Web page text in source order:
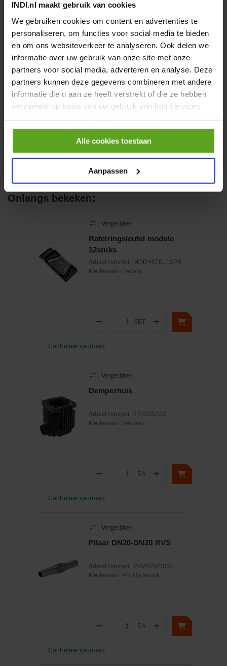
INDI.nl maakt gebruik van cookies
We gebruiken cookies om content en advertenties te
personaliseren, om functies voor social media te bieden
en om ons websiteverkeer te analyseren. Ook delen we
informatie over uw gebruik van onze site met onze
partners voor social media, adverteren en analyse. Deze
partners kunnen deze gegevens combineren met andere
informatie die u aan ze heeft verstrekt of die ze hebben
verzameld op basis van uw gebruik van hun services.
Alle cookies toestaan
Aanpassen
− +
HP 12 MOTOR B14 380VAC
0,25KW
Artikelnummer:OK9HPA1240
Merknaam:
Emmegi
− +
Onlangs bekeken:
Vergelijken
Ratelringsleutel module
12stuks
Artikelnummer: MOD467BJ12PB
Merknaam: Facom
− Aantal
SET +
Controleer voorraad
Vergelijken
Demperhuis
Artikelnummer: 270035322
Merknaam: Bertolini
− Aantal
EA +
Controleer voorraad
Vergelijken
Pilaar DN20-DN20 RVS
Artikelnummer: PSVB2020SS
Merknaam: PH Hydraulik
− Aantal
EA +
Controleer voorraad